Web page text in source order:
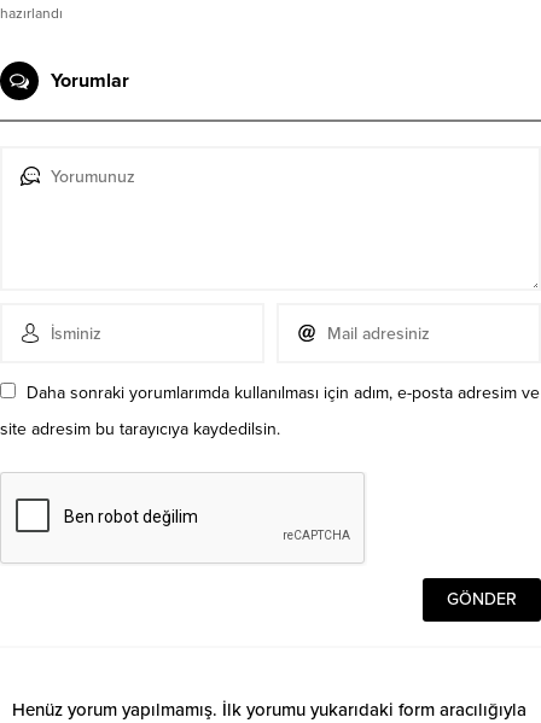
hazırlandı
Yorumlar
Daha sonraki yorumlarımda kullanılması için adım, e-posta adresim ve
site adresim bu tarayıcıya kaydedilsin.
Henüz yorum yapılmamış. İlk yorumu yukarıdaki form aracılığıyla